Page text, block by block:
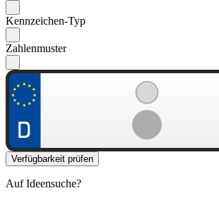
Kennzeichen-Typ
Zahlenmuster
Verfügbarkeit prüfen
Auf Ideensuche?